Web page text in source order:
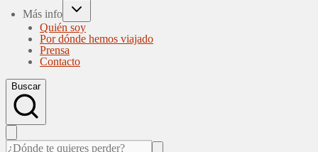
Más info
Quién soy
Por dónde hemos viajado
Prensa
Contacto
Buscar